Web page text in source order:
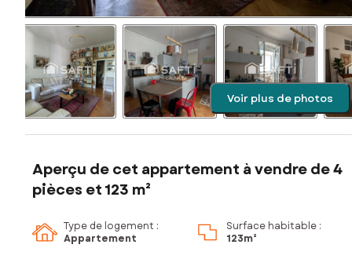
Voir plus de photos
Aperçu de cet appartement à vendre de 4
pièces et 123 m²
Type de logement :
Appartement
Surface habitable :
123m²